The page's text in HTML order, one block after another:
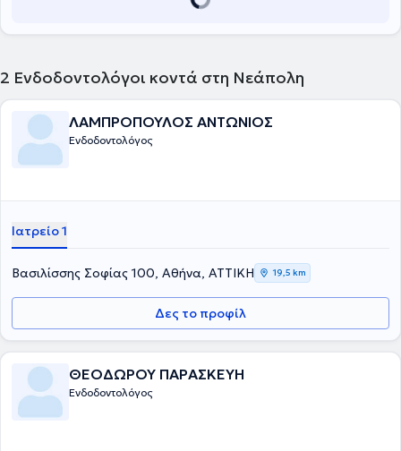
2 Ενδοδοντολόγοι κοντά στη Νεάπολη
ΛΑΜΠΡΟΠΟΥΛΟΣ ΑΝΤΩΝΙΟΣ
Ενδοδοντολόγος
Ιατρείο 1
Βασιλίσσης Σοφίας 100, Αθήνα, ΑΤΤΙΚΗ 19,5 km
Δες το προφίλ
ΘΕΟΔΩΡΟΥ ΠΑΡΑΣΚΕΥΗ
Ενδοδοντολόγος